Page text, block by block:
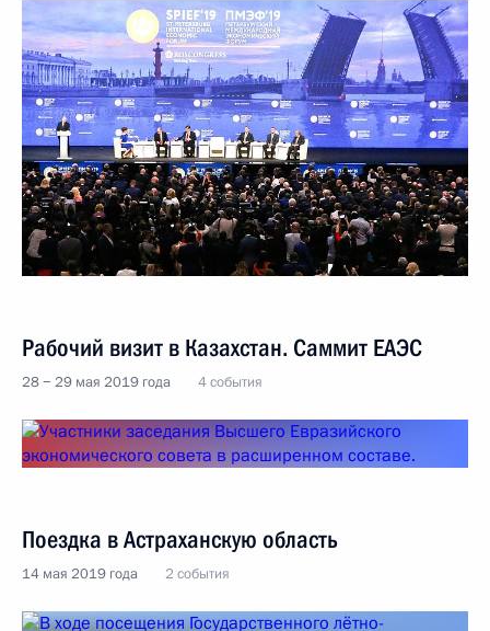
Рабочий визит в Казахстан. Саммит ЕАЭС
28 − 29 мая 2019 года 4 события
Поездка в Астраханскую область
14 мая 2019 года 2 события